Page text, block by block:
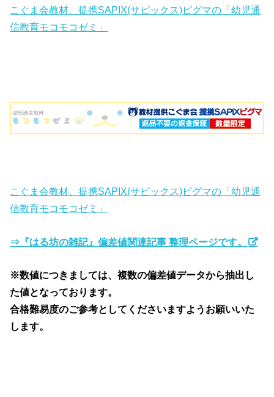
こぐま会教材、提携SAPIX(サピックス)ピグマの「幼児通
信教育モコモコゼミ」
こぐま会教材、提携SAPIX(サピックス)ピグマの「幼児通
信教育モコモコゼミ」
⇒『はる坊の雑記』偏差値関連記事 整理ページです。
※数値につきましては、複数の偏差値データから抽出し
た値となっております。
合格難易度のご参考としてくださいますようお願いいた
します。